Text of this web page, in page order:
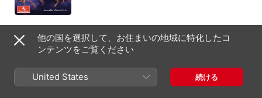
Mariví Blasco、Juan Carlos
Rivera
2016、1トラック、3分
他の国を選択して、お住まいの地域に特化したコ
ンテンツをご覧ください
United States 続ける